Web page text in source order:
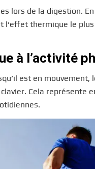
lors de la digestion.
thermique le
à l’activité
est en mouvement,
Cela représente